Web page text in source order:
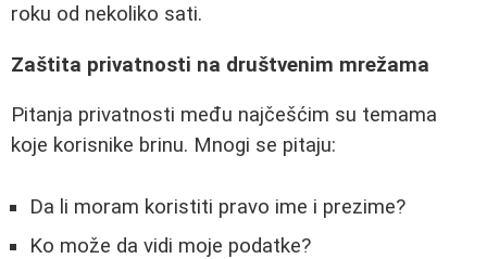
roku od nekoliko sati.
Zaštita privatnosti na društvenim mrežama
Pitanja privatnosti među najčešćim su temama
koje korisnike brinu. Mnogi se pitaju:
Da li moram koristiti pravo ime i prezime?
Ko može da vidi moje podatke?